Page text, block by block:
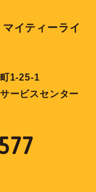
イティーライ
1-25-1
ービスセンター